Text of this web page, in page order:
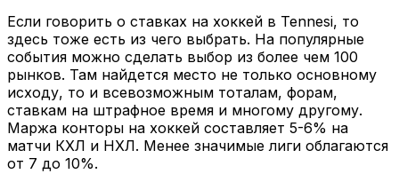
Если говорить о ставках на хоккей в Tennesi, то
здесь тоже есть из чего выбрать. На популярные
события можно сделать выбор из более чем 100
рынков. Там найдется место не только основному
исходу, то и всевозможным тоталам, форам,
ставкам на штрафное время и многому другому.
Маржа конторы на хоккей составляет 5-6% на
матчи КХЛ и НХЛ. Менее значимые лиги облагаются
от 7 до 10%.